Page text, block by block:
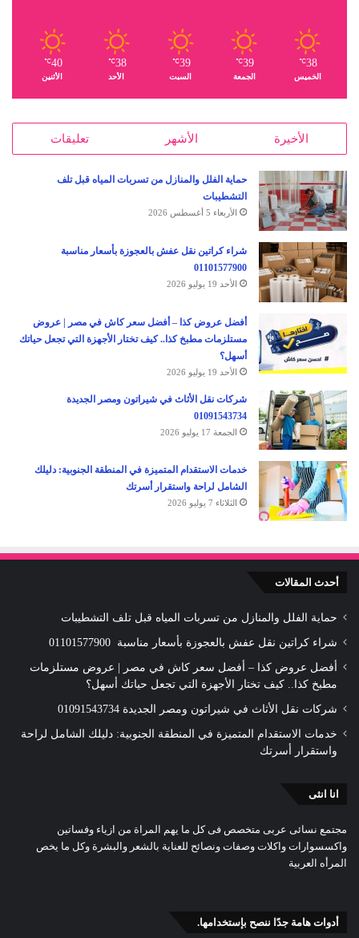
38
℃
الخميس
39
℃
الجمعة
39
℃
السبت
38
℃
الأحد
40
℃
الأثنين
الأخيرة الأشهر تعليقات
حماية الفلل والمنازل من تسربات المياه قبل تلف
التشطيبات
الأربعاء 5 أغسطس 2026
شراء كراتين نقل عفش بالعجوزة بأسعار مناسبة
01101577900
الأحد 19 يوليو 2026
أفضل عروض كذا – أفضل سعر كاش في مصر | عروض
مستلزمات مطبخ كذا.. كيف تختار الأجهزة التي تجعل حياتك
أسهل؟
الأحد 19 يوليو 2026
شركات نقل الأثاث في شيراتون ومصر الجديدة
01091543734
الجمعة 17 يوليو 2026
خدمات الاستقدام المتميزة في المنطقة الجنوبية: دليلك
الشامل لراحة واستقرار أسرتك
الثلاثاء 7 يوليو 2026
أحدث المقالات
حماية الفلل والمنازل من تسربات المياه قبل تلف التشطيبات
شراء كراتين نقل عفش بالعجوزة بأسعار مناسبة 01101577900
أفضل عروض كذا – أفضل سعر كاش في مصر | عروض مستلزمات
مطبخ كذا.. كيف تختار الأجهزة التي تجعل حياتك أسهل؟
شركات نقل الأثاث في شيراتون ومصر الجديدة 01091543734
خدمات الاستقدام المتميزة في المنطقة الجنوبية: دليلك الشامل لراحة
واستقرار أسرتك
انا انثى
مجتمع نسائى عربى متخصص فى كل ما يهم المراة من ازياء وفساتين
واكسسوارات واكلات وصفات ونصائح للعناية بالشعر والبشرة وكل ما يخص
المرأه العربية
أدوات هامة جدًا ننصح بإستخدامها.